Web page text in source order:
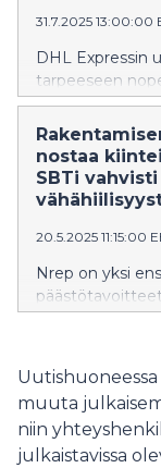
kaupunkien
Euroopan
31.7.2025 13:00:00
DHL Expressin
tarpeeseen
Nrepin ja
olevassa
edistyneintä
omistajien
noudattaen.
nostaa
SBTi
20.5.2025 11:15:00
Nrep on yksi
mukaan.
muuta
niin
julkaistavissa